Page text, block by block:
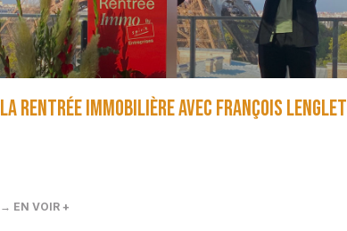
La Rentrée immobilière avec François Lenglet
→ EN VOIR +